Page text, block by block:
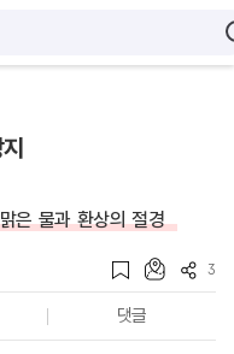
은 물과 환상의 절경
3
댓글